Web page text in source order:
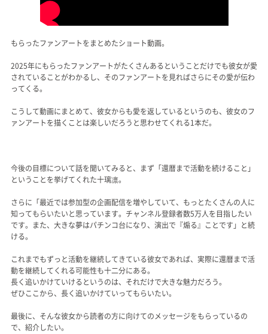
もらったファンアートをまとめたショート動画。
2025年にもらったファンアートがたくさんあるということだけでも彼女が愛
されていることがわかるし、そのファンアートを見ればさらにその愛が伝わ
ってくる。
こうして動画にまとめて、彼女からも愛を返しているというのも、彼女のフ
ァンアートを描くことは楽しいだろうと思わせてくれる1本だ。
今後の目標について話を聞いてみると、まず「還暦まで活動を続けること」
ということを挙げてくれた十璃凛。
さらに「最近では参加型の企画配信を増やしていて、もっとたくさんの人に
知ってもらいたいと思っています。チャンネル登録者数5万人を目指したい
です。また、大きな夢はパチンコ台になり、演出で『煽る』ことです」と続
ける。
これまでもずっと活動を継続してきている彼女であれば、実際に還暦まで活
動を継続してくれる可能性も十二分にある。
長く追いかけていけるというのは、それだけで大きな魅力だろう。
ぜひここから、長く追いかけていってもらいたい。
最後に、そんな彼女から読者の方に向けてのメッセージをもらっているの
で、紹介したい。